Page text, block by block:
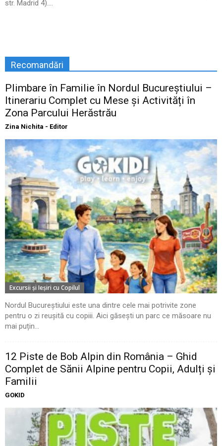
str. Madrid 4)....
Recomandări
Plimbare în Familie în Nordul Bucureștiului –
Itinerariu Complet cu Mese și Activități în
Zona Parcului Herăstrău
Zina Nichita - Editor
Excursii şi Ieşiri cu Copilul
Nordul Bucureștiului este una dintre cele mai potrivite zone
pentru o zi reușită cu copiii. Aici găsești un parc ce măsoare nu
mai puțin...
12 Piste de Bob Alpin din România – Ghid
Complet de Sănii Alpine pentru Copii, Adulți și
Familii
GOKID